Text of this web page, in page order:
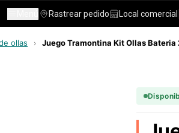
Rastrear pedido Local comercial
ollas › Juego Tramontina Kit Ollas